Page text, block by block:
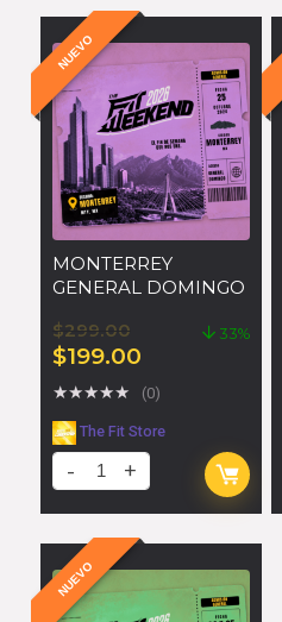
NUEVO
MONTERREY
GENERAL DOMINGO
$299.00
$199.00
33%
★★★★★ (0)
The Fit Store
NUEVO